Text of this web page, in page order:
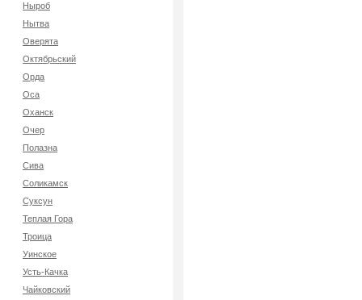
Ныроб
Нытва
Оверята
Октябрьский
Орда
Оса
Оханск
Очер
Полазна
Сива
Соликамск
Суксун
Теплая Гора
Троица
Уинское
Усть-Качка
Чайковский